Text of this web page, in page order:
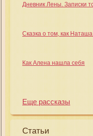
Дневник Лены. Записки
Сказка о том, как
Как Алена нашла себя
Еще рассказы
Статьи